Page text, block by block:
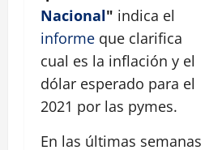
Nacional" indica el
informe que clarifica
cual es la inflación y el
dólar esperado para el
2021 por las pymes.
En las últimas semanas